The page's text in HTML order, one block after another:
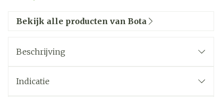
Bekijk alle producten van Bota
Beschrijving
Indicatie